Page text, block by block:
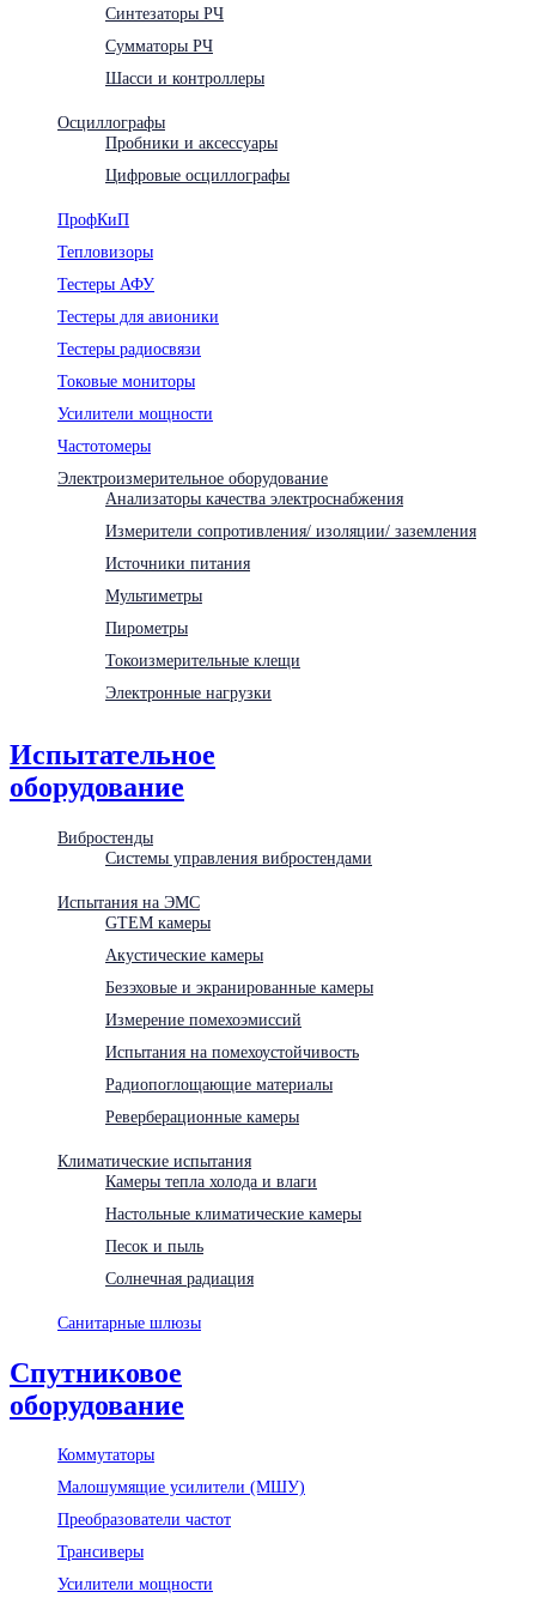
Синтезаторы РЧ
Сумматоры РЧ
Шасси и контроллеры
Осциллографы
Пробники и аксессуары
Цифровые осциллографы
ПрофКиП
Тепловизоры
Тестеры АФУ
Тестеры для авионики
Тестеры радиосвязи
Токовые мониторы
Усилители мощности
Частотомеры
Электроизмерительное оборудование
Анализаторы качества электроснабжения
Измерители сопротивления/ изоляции/ заземления
Источники питания
Мультиметры
Пирометры
Токоизмерительные клещи
Электронные нагрузки
Испытательное
оборудование
Вибростенды
Системы управления вибростендами
Испытания на ЭМС
GTEM камеры
Акустические камеры
Безэховые и экранированные камеры
Измерение помехоэмиссий
Испытания на помехоустойчивость
Радиопоглощающие материалы
Реверберационные камеры
Климатические испытания
Камеры тепла холода и влаги
Настольные климатические камеры
Песок и пыль
Солнечная радиация
Санитарные шлюзы
Спутниковое
оборудование
Коммутаторы
Малошумящие усилители (МШУ)
Преобразователи частот
Трансиверы
Усилители мощности